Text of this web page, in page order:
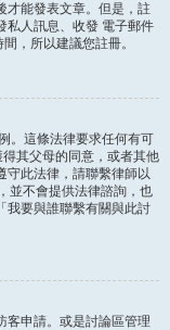
才能發表文章。但是，註
私人訊息、收發 電子郵件
，所以建議您註冊。
。這條法律要求任何有可
其父母的同意，或者其他
守此法律，請聯繫律師以
並不會提供法律諮詢，也
我要與誰聯繫有關與此討
客申請。或是討論區管理